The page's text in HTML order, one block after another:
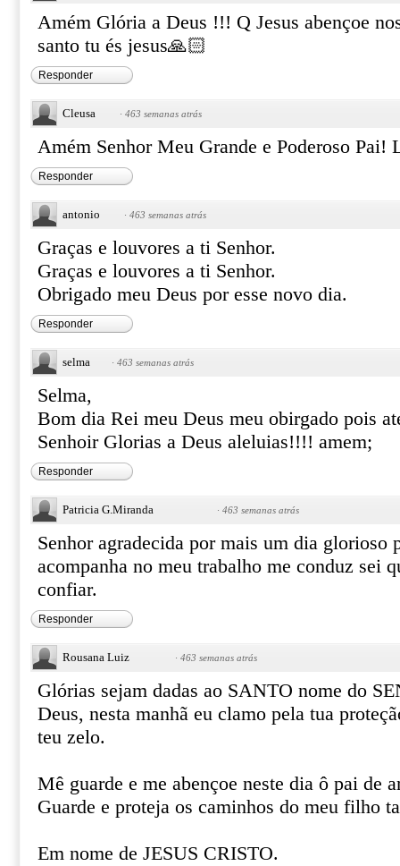
Amém Glória a Deus !!! Q Jesus abençoe
santo tu és jesus🙏🏻
Responder
Cleusa · 463 semanas atrás
Amém Senhor Meu Grande e Poderoso Pai!
Responder
antonio · 463 semanas atrás
Graças e louvores a ti Senhor.
Graças e louvores a ti Senhor.
Obrigado meu Deus por esse novo dia.
Responder
selma · 463 semanas atrás
Selma,
Bom dia Rei meu Deus meu obirgado pois
Senhoir Glorias a Deus aleluias!!!! amem;
Responder
Patricia G.Miranda · 463 semanas atrás
Senhor agradecida por mais um dia glorioso
acompanha no meu trabalho me conduz sei
confiar.
Responder
Rousana Luiz · 463 semanas atrás
Glórias sejam dadas ao SANTO nome do
Deus, nesta manhã eu clamo pela tua
teu zelo.
Mê guarde e me abençoe neste dia ô pai de
Guarde e proteja os caminhos do meu filho
Em nome de JESUS CRISTO.